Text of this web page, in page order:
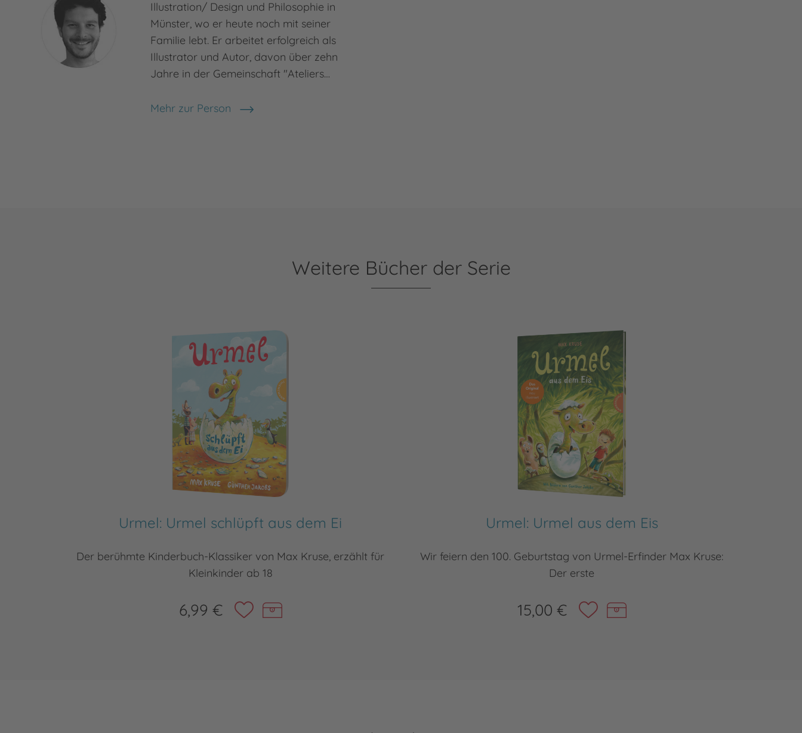
Illustration/ Design und Philosophie in
Münster, wo er heute noch mit seiner
Familie lebt. Er arbeitet erfolgreich als
Illustrator und Autor, davon über zehn
Jahre in der Gemeinschaft "Ateliers…
Mehr zur Person
Günther Jakobs
Weitere Bücher der Serie
Urmel: Urmel schlüpft aus dem Ei
Der berühmte Kinderbuch-Klassiker von Max Kruse, erzählt für
Kleinkinder ab 18
6,99 €
Urmel: Urmel aus dem Eis
Wir feiern den 100. Geburtstag von Urmel-Erfinder Max Kruse:
Der erste
15,00 €